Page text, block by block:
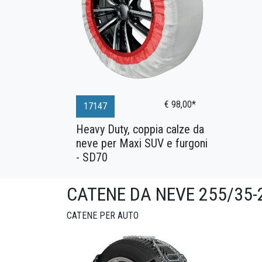
17147 € 98,00*
Heavy Duty, coppia calze da
neve per Maxi SUV e furgoni
- SD70
CATENE DA NEVE 255/
CATENE PER AUTO